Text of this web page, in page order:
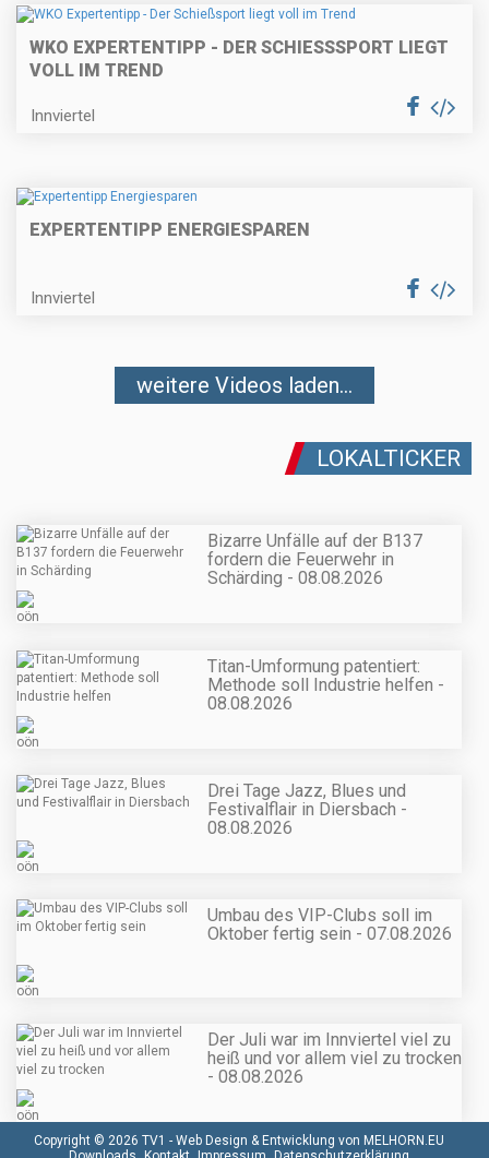
WKO EXPERTENTIPP - DER SCHIESSSPORT LIEGT V
OLL IM TREND
Innviertel
EXPERTENTIPP ENERGIESPAREN
Innviertel
weitere Videos laden...
LOKALTICKER
Bizarre Unfälle auf der B137
fordern die Feuerwehr in
Schärding - 08.08.2026
Titan-Umformung patentiert:
Methode soll Industrie helfen -
08.08.2026
Drei Tage Jazz, Blues und
Festivalflair in Diersbach -
08.08.2026
Umbau des VIP-Clubs soll im
Oktober fertig sein - 07.08.2026
Der Juli war im Innviertel viel zu
heiß und vor allem viel zu trocken
- 08.08.2026
Copyright © 2026 TV1 - Web Design & Entwicklung von MELHORN.EU